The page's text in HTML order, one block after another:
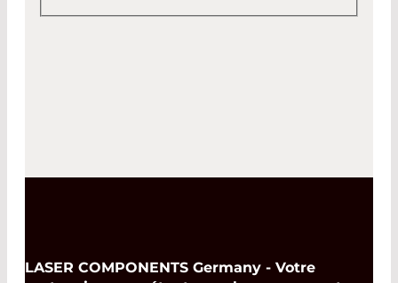
LASER COMPONENTS Germany - Votre